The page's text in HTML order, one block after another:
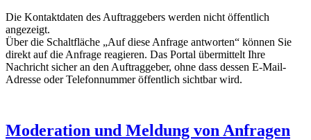
Die Kontaktdaten des Auftraggebers werden nicht öffentlich
angezeigt.
Über die Schaltfläche „Auf diese Anfrage antworten“ können Sie
direkt auf die Anfrage reagieren. Das Portal übermittelt Ihre
Nachricht sicher an den Auftraggeber, ohne dass dessen E-Mail-
Adresse oder Telefonnummer öffentlich sichtbar wird.
Moderation und Meldung von Anfragen